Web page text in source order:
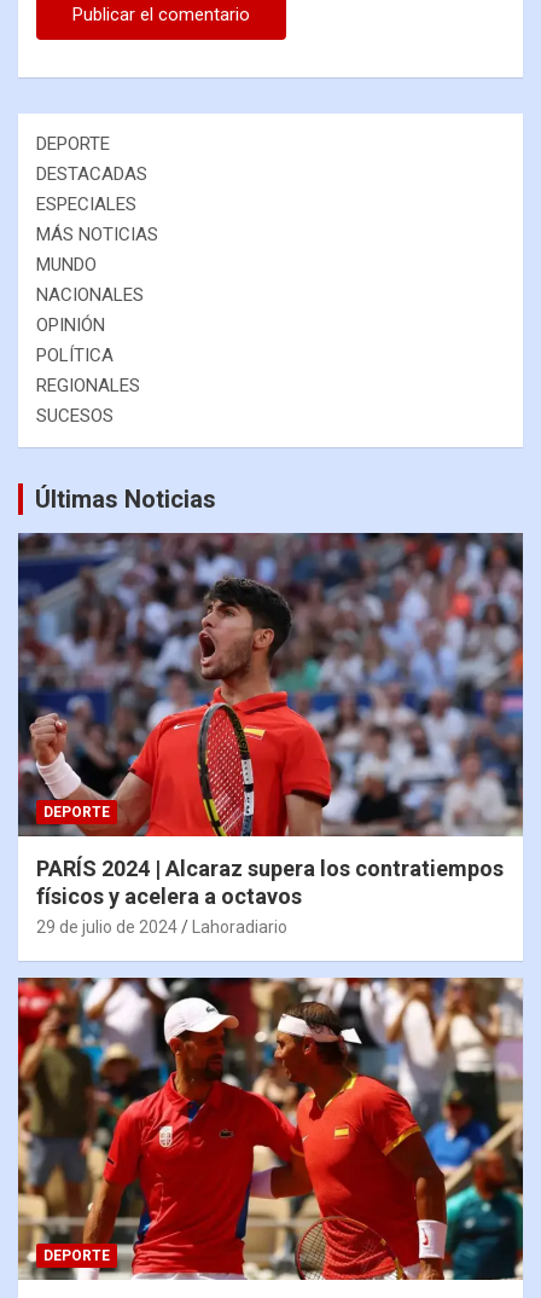
DEPORTE
DESTACADAS
ESPECIALES
MÁS NOTICIAS
MUNDO
NACIONALES
OPINIÓN
POLÍTICA
REGIONALES
SUCESOS
Últimas Noticias
DEPORTE
PARÍS 2024 | Alcaraz supera los contratiempos
físicos y acelera a octavos
29 de julio de 2024 Lahoradiario
DEPORTE